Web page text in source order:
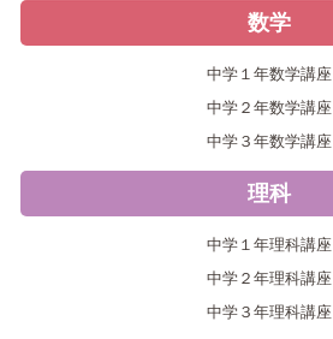
数学
中学１年数学講座
中学２年数学講座
中学３年数学講座
理科
中学１年理科講座
中学２年理科講座
中学３年理科講座